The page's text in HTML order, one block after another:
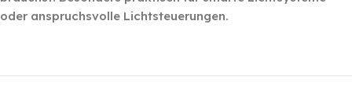
oder anspruchsvolle Lichtsteuerungen.